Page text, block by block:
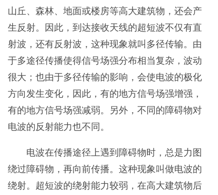
山丘、森林、地面或楼房等高大建筑物，还会产
生反射。因此，到达接收天线的超短波不仅有直
射波，还有反射波，这种现象就叫多径传输。由
于多途径传播使得信号场强分布相当复杂，波动
很大；也由于多径传输的影响，会使电波的极化
方向发生变化，因此，有的地方信号场强增强，
有的地方信号场强减弱。另外，不同的障碍物对
电波的反射能力也不同。
电波在传播途径上遇到障碍物时，总是力图
绕过障碍物，再向前传播。这种现象叫做电波的
绕射。超短波的绕射能力较弱，在高大建筑物后